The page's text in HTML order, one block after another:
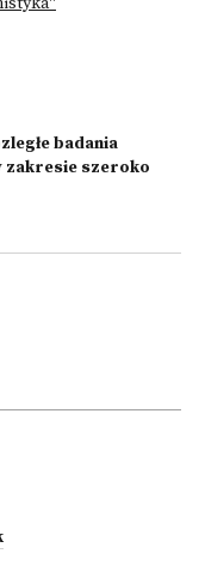
badania
zakresie szeroko